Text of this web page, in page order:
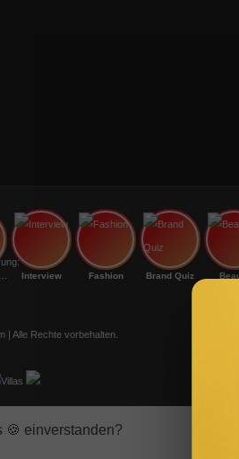
Interview Fashion Brand Quiz
| Alle Rechte vorbehalten.
Villas
🍪 einverstanden?